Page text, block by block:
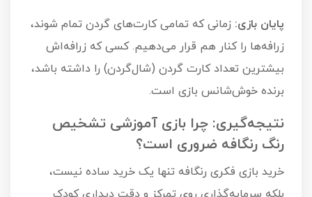
پایان بازی: زمانی که تمامی کارت‌های گردن تمام شوند،
زرافه‌ها را کنار هم قرار می‌دهیم. کسی که زرافه‌اش
بیشترین تعداد کارت گردن (شال‌گردن) را داشته باشد،
برنده خوش‌شانس بازی است.
نتیجه‌گیری: چرا بازی آموزشی تشخیص
رنگ رنگافه ضروری است؟
خرید بازی فکری رنگافه تنها یک خرید ساده نیست،